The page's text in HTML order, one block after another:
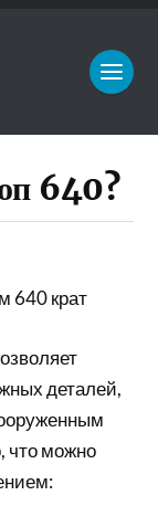
640?
640 крат
деталей,
что можно